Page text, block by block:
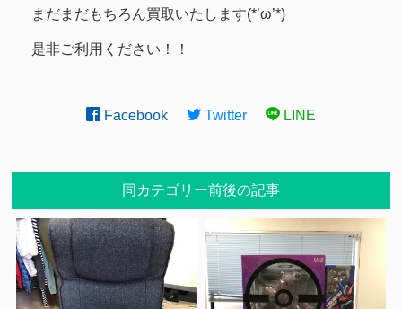
まだまだもちろん買取いたします(*’ω’*)
是非ご利用ください！！
Facebook Twitter LINE
同カテゴリー前後の記事